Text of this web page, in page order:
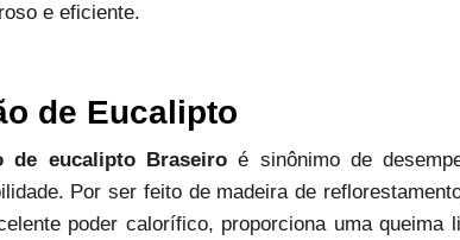
e eficiente.
de Eucalipto
de eucalipto Braseiroé sinônimo de
Por ser feito de madeira de
poder calorífico, proporciona uma queima